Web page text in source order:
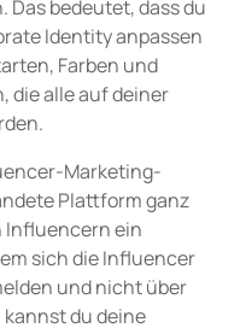
bedeutet, dass du
Identity anpassen
Farben und
die alle auf deiner
Marketing-
Plattform ganz
Influencern ein
sich die Influencer
und nicht über
du deine